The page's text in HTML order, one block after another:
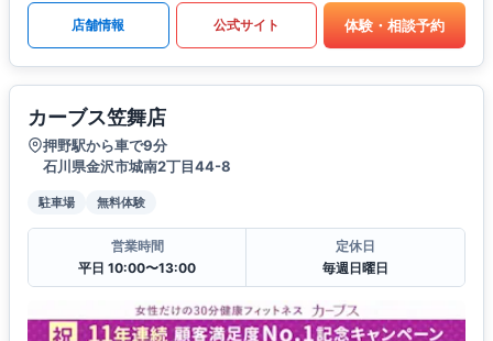
店舗情報 公式サイト 体験・相談予約
カーブス笠舞店
押野駅から車で9分
石川県金沢市城南2丁目44-8
駐車場 無料体験
営業時間
平日 10:00〜13:00
定休日
毎週日曜日